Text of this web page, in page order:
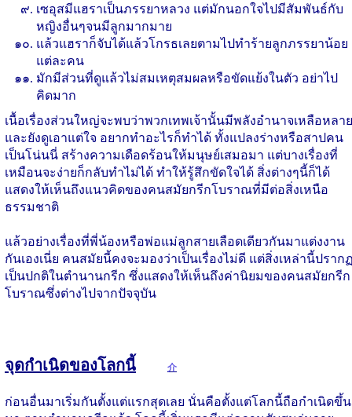
เซอุสมีแฮราเป็นภรรยาหลวง แต่มักนอกใจไปมีสัมพันธ์กับ
หญิงอื่นๆจนมีลูกมากมาย
แล้วแฮราก็จับได้แล้วโกรธเลยตามไปทำร้ายลูกภรรยาน้อย
แต่ละคน
มักมีส่วนที่ดูแล้วไม่สมเหตุสมผลหรือขัดแย้งในตัว อย่าไป
คิดมาก
เนื้อเรื่องส่วนใหญ่จะพบว่าพวกเทพเจ้านั้นมีพลังอำนาจเหลือหลาย
และยังดูเอาแต่ใจ อยากทำอะไรก็ทำได้ ทั้งแปลงร่างหรือสาปคน
เป็นโน่นนี่ สร้างความเดือดร้อนให้มนุษย์เสมอมา แต่บางเรื่องที่
เหมือนจะง่ายก็กลับทำไม่ได้ ทำให้รู้สึกขัดใจได้ สิ่งต่างๆนี้ก็ได้
แสดงให้เห็นถึงแนวคิดของคนสมัยกรีกโบราณที่มีต่อสิ่งเหนือ
ธรรมชาติ
แล้วอย่างเรื่องที่พี่น้องหรือพ่อแม่ลูกสายเลือดเดียวกันมาแต่งงาน
กันเองเนี่ย คนสมัยนี้คงจะมองว่าเป็นเรื่องไม่ดี แต่สิ่งเหล่านี้ปราก
เป็นปกติในตำนานกรีก ซึ่งแสดงให้เห็นถึงค่านิยมของคนสมัยกรีก
โบราณซึ่งต่างไปจากปัจจุบัน
จุดกำเนิดของโลกนี้ 介
ก่อนอื่นมาเริ่มกันตั้งแต่แรกสุดเลย นั่นคือตั้งแต่โลกนี้ถือกำเนิดขึ้น